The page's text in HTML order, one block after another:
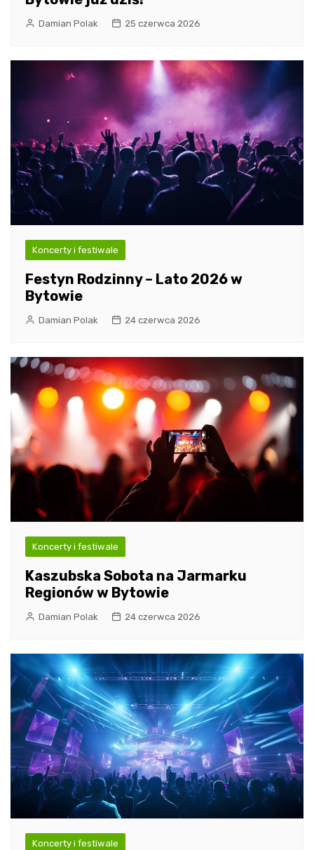
Damian Polak 25 czerwca 2026
Koncerty i festiwale
Festyn Rodzinny – Lato 2026 w
Bytowie
Damian Polak 24 czerwca 2026
Koncerty i festiwale
Kaszubska Sobota na Jarmarku
Regionów w Bytowie
Damian Polak 24 czerwca 2026
Koncerty i festiwale